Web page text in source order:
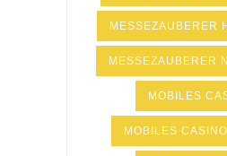
MESSEZAUBERER
MESSEZAUBERER
MOBILES
MOBILES